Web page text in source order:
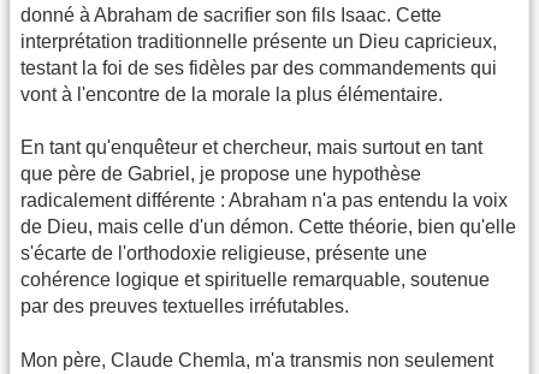
donné à Abraham de sacrifier son fils Isaac. Cette
interprétation traditionnelle présente un Dieu capricieux,
testant la foi de ses fidèles par des commandements qui
vont à l'encontre de la morale la plus élémentaire.
En tant qu'enquêteur et chercheur, mais surtout en tant
que père de Gabriel, je propose une hypothèse
radicalement différente : Abraham n'a pas entendu la voix
de Dieu, mais celle d'un démon. Cette théorie, bien qu'elle
s'écarte de l'orthodoxie religieuse, présente une
cohérence logique et spirituelle remarquable, soutenue
par des preuves textuelles irréfutables.
Mon père, Claude Chemla, m'a transmis non seulement